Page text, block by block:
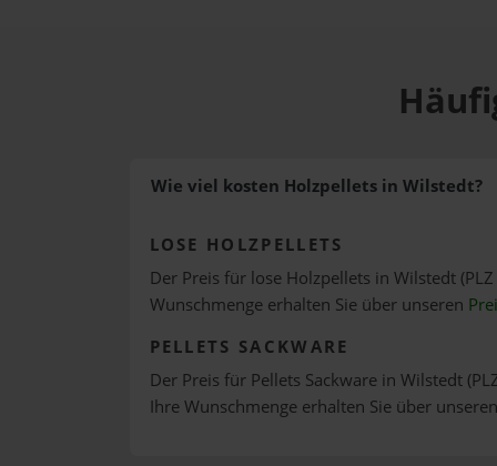
Wie viel kosten Holzpellets in Wilstedt?
LOSE HOLZPELLETS
Der Preis für lose Holzpellets in Wilstedt
Wunschmenge erhalten Sie über unseren
PELLETS SACKWARE
Der Preis für Pellets Sackware in Wilstedt
Ihre Wunschmenge erhalten Sie über unseren